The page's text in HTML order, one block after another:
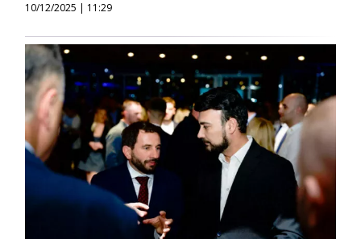
10/12/2025 | 11:29